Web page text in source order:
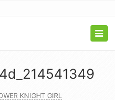
KNIGHT GIRL